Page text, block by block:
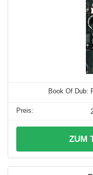
Book Of Dub:
ZUM